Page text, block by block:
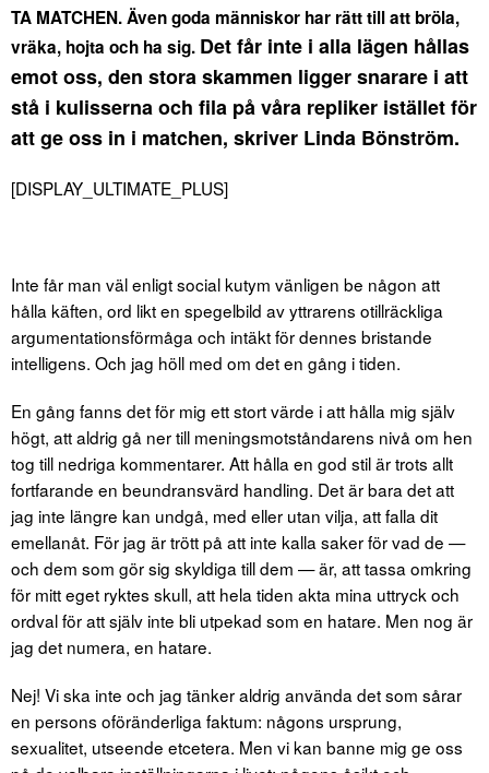
TA MATCHEN. Även goda människor har rätt till att bröla,
vräka, hojta och ha sig. Det får inte i alla lägen hållas
emot oss, den stora skammen ligger snarare i att
stå i kulisserna och fila på våra repliker istället för
att ge oss in i matchen, skriver Linda Bönström.
[DISPLAY_ULTIMATE_PLUS]
Inte får man väl enligt social kutym vänligen be någon att
hålla käften, ord likt en spegelbild av yttrarens otillräckliga
argumentationsförmåga och intäkt för dennes bristande
intelligens. Och jag höll med om det en gång i tiden.
En gång fanns det för mig ett stort värde i att hålla mig själv
högt, att aldrig gå ner till meningsmotståndarens nivå om hen
tog till nedriga kommentarer. Att hålla en god stil är trots allt
fortfarande en beundransvärd handling. Det är bara det att
jag inte längre kan undgå, med eller utan vilja, att falla dit
emellanåt. För jag är trött på att inte kalla saker för vad de —
och dem som gör sig skyldiga till dem — är, att tassa omkring
för mitt eget ryktes skull, att hela tiden akta mina uttryck och
ordval för att själv inte bli utpekad som en hatare. Men nog är
jag det numera, en hatare.
Nej! Vi ska inte och jag tänker aldrig använda det som sårar
en persons oföränderliga faktum: någons ursprung,
sexualitet, utseende etcetera. Men vi kan banne mig ge oss